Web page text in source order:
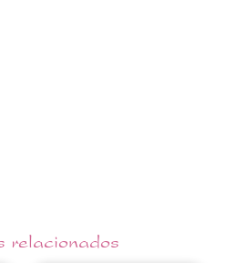
relacionados